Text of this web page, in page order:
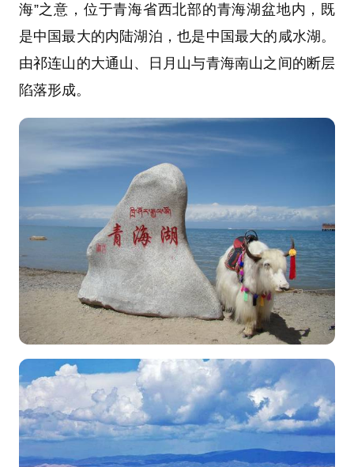
海”之意，位于青海省西北部的青海湖盆地内，既
是中国最大的内陆湖泊，也是中国最大的咸水湖。
由祁连山的大通山、日月山与青海南山之间的断层
陷落形成。